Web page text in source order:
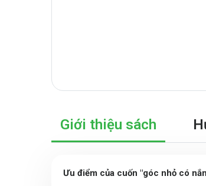
Giới thiệu sách
Ưu điểm của cuốn "góc nhỏ có